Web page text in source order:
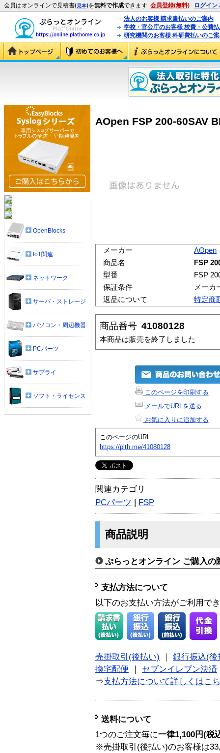
会員はオンラインで見積書(見本)を無料で作成できます 会員登録(無料) ログイン
法人のお客様 請求書払いのご案内
学校・官公庁のお客様 校費・公費
研究機関のお客様 科研費払いのご
AOpen FSP 200-60SAV
メーカー
AOpen
商品名
FSP
型番
FSP
保証条件
メーカ
返品について
特定商
商品番号 41080128
本商品は販売を終了しました
このページを印刷する
メールでURLを送る
お気に入りに追加する
このページのURL
https://plth.me/41080128
関連カテゴリ
PCパーツ | FSP
商品説明
ぷらっとオンライン ご購入の
支払方法について
以下のお支払い方法がご利用で
売掛取引(後払い)
銀行振込(後
換宅配便
セブンイレブン決済
⇒支払方法について詳しくはこ
送料について
1つのご注文毎に一律1,100円(税
※売掛取引(後払い)のお客様は
OpenBlocks
IoT関連
ネットワーク
サーバ・ストレージ
パソコン・周辺機器
PCパーツ
サプライ
ソフト・ライセンス